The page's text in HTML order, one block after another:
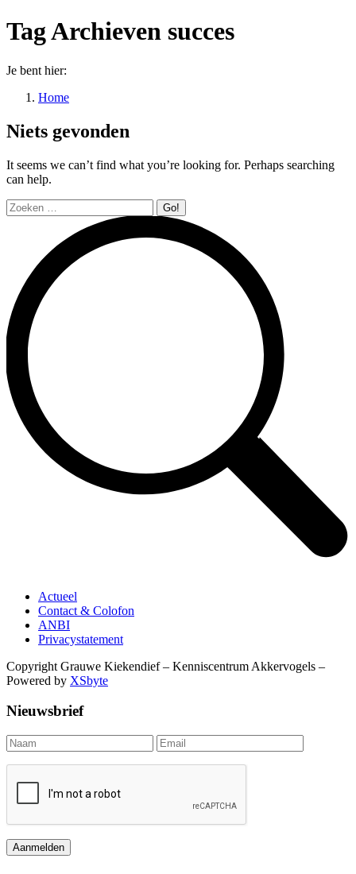
Tag Archieven succes
Je bent hier:
Home
Niets gevonden
It seems we can’t find what you’re looking for. Perhaps searching
can help.
Search:
Actueel
Contact & Colofon
ANBI
Privacystatement
Copyright Grauwe Kiekendief – Kenniscentrum Akkervogels –
Powered by XSbyte
Nieuwsbrief